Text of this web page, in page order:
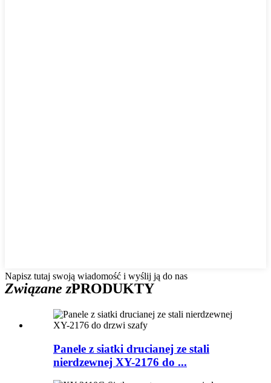
Napisz tutaj swoją wiadomość i wyślij ją do nas
Związane zPRODUKTY
Panele z siatki drucianej ze stali
nierdzewnej XY-2176 do ...